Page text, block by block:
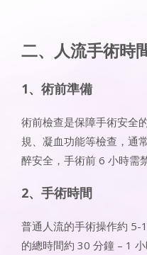
二、人流手術時
1、術前準備​
術前檢查是保障手術安全
規、凝血功能等檢查，通
醉安全，手術前 6 小時需
2、手術時間​
普通人流的手術操作約 5-
的總時間約 30 分鐘 – 1